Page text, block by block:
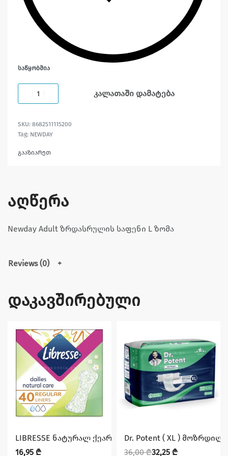
ᲡᲐᲬᲧᲝᲑᲨᲘᲐ
კალათაში დამატება
8682511115200
Tag: NEWDAY
გააზიარეთ
აღწერა
Newday Adult ზრდასრულის საფენი L ზომა
Reviews (0)
დაკავშირებული
LIBRESSE ნატურალ ქეარ ყოველდღიური 40
16,95 ₾
Dr. Potent ( XL )
36,00₾32,25 ₾